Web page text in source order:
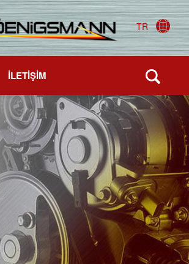
TR
İLETİŞİM
Next